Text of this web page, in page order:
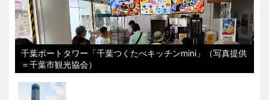
千葉ポートタワー「千葉つくたべキッチンmini」（写真提供
＝千葉市観光協会）